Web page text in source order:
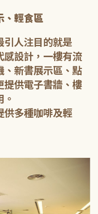
、輕食區
引人注目的就是
感設計，一樓有流
、新書展示區、點
提供電子書牆、樓
供多種咖啡及輕